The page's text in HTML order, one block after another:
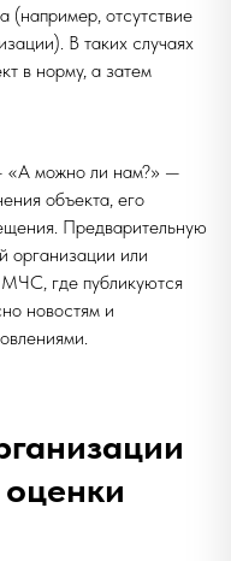
(например, отсутствие
В таких случаях
в норму, а затем
«А можно ли нам?» —
объекта, его
Предварительную
организации или
МЧС, где публикуются
новостям и